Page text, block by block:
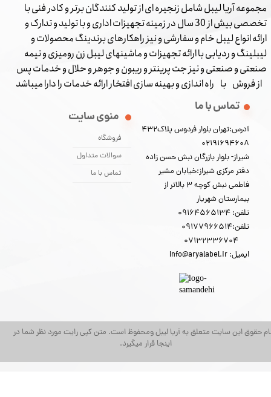
حقوق این سایت متعلق به آریا لیبل ومحفوظ است. متن کپی رایت مورد نظر شما در
اینجا قرار میگیرد.
مجموعه آریا لیبل شامل زنجیره ای از تولید کنندگان برتر و کادر فنی با
تخصصی بیش از 30 سال در زمینه تجهیزات اداری و با تولید و تدارک و
ارائه انواع لیبل خام و سفارشی و نیز راهکارهای برندینگ محصولات و
لیبلینگ و ردیابی با ارائه تجهیزات و ماشینهای لیبل زن رومیزی و نیمه
صنعتی و صنعتی و نیز جت پرینتر و ریبون و جوهر و حلال و خدمات پس
از فروش با راه اندازی و بهینه سازی افتخار ارائه خدمات را دارا میباشد
منوی سایت
فروشگاه
سوالات متداول
تماس با ما
تماس با ما
آدرس:تهران بلوار فردوس پلاک432
02191694608
شیراز- بلوار بازرگان نبش حسن زاده
دفتر مرکزی شیراز:خیابان مشیر
فاطمی نبش کوچه 3 بالاتر از
بیمارستان شهریار
تلفن: 09164565134
تلفن:09177966514
ایمیل: Info@aryalabel.ir